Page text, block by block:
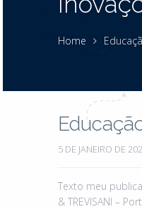
Home
5 DE JANEIRO DE
Texto meu
& TREVISANI –